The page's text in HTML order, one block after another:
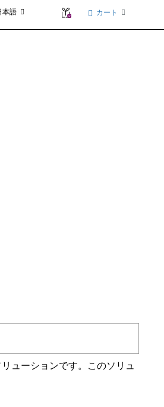
本語 カート
ューションです。このソリュ